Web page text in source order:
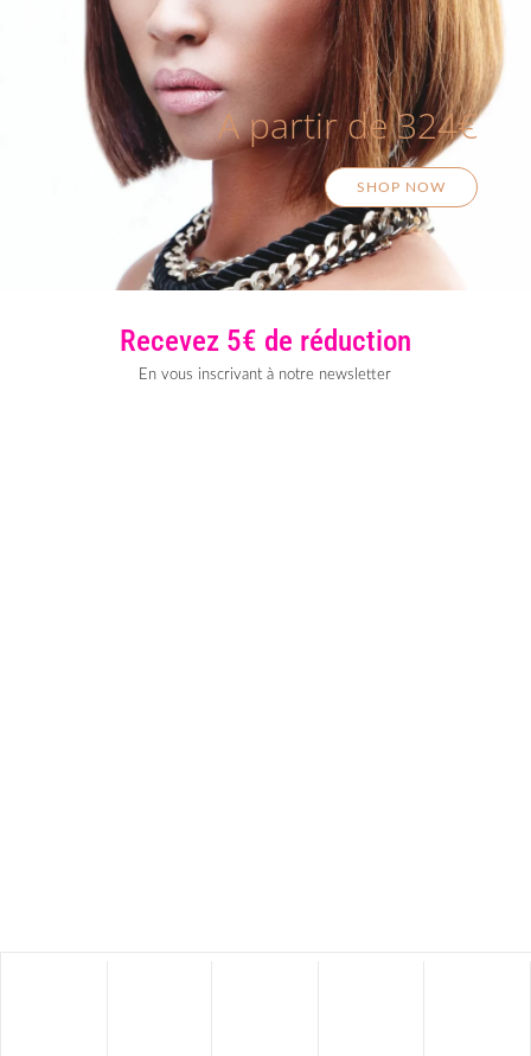
A partir de 324€
SHOP NOW
Recevez 5€ de réduction
En vous inscrivant à notre newsletter